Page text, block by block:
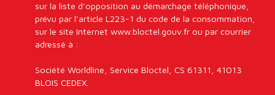
sur la liste d'opposition au démarchage téléphonique,
prévu par l'article L223-1 du code de la consommation,
sur le site Internet www.bloctel.gouv.fr ou par courrier
adressé à :
Société Worldline, Service Bloctel, CS 61311, 41013
BLOIS CEDEX.